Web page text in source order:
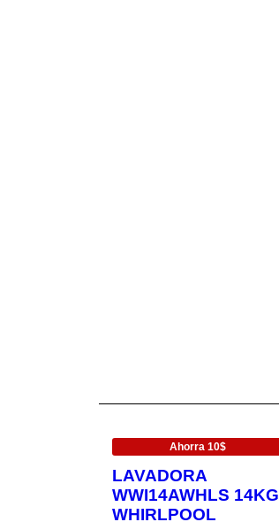
Ahorra 10$
LAVADORA
WWI14AWHLS 14KG
WHIRLPOOL